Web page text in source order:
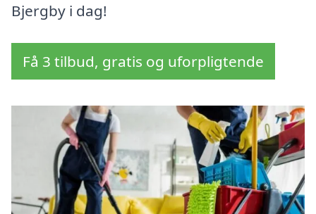
Bjergby i dag!
Få 3 tilbud, gratis og uforpligtende